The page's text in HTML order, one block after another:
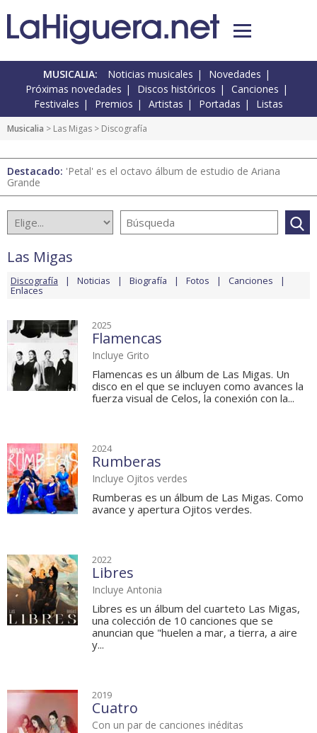
MUSICALIA: Noticias musicales
Novedades
Próximas novedades
Discos históricos
Canciones
Festivales
Premios Artistas Portadas Listas
Musicalia > Las Migas > Discografía
Destacado: 'Petal' es el octavo álbum de estudio de Ariana
Grande
Las Migas
Discografía Noticias Biografía Fotos Canciones
Enlaces
2025
Flamencas
Incluye Grito
Flamencas es un álbum de Las Migas. Un
disco en el que se incluyen como avances la
fuerza visual de Celos, la conexión con la...
2024
Rumberas
Incluye Ojitos verdes
Rumberas es un álbum de Las Migas. Como
avance y apertura Ojitos verdes.
2022
Libres
Incluye Antonia
Libres es un álbum del cuarteto Las Migas,
una colección de 10 canciones que se
anuncian que "huelen a mar, a tierra, a aire
y...
2019
Cuatro
Con un par de canciones inéditas